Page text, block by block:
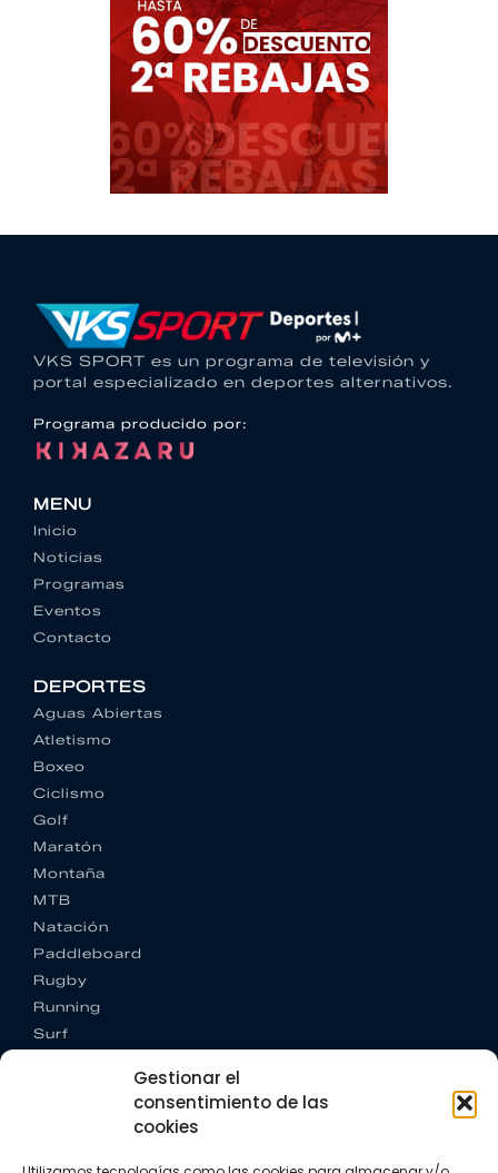
Gestionar el
consentimiento de las
cookies
VKS SPORT es un programa de televisión y
portal especializado en deportes alternativos.
Programa producido por:
MENU
Inicio
Noticias
Programas
Eventos
Contacto
DEPORTES
Aguas Abiertas
Atletismo
Boxeo
Ciclismo
Golf
Maratón
Montaña
MTB
Natación
Paddleboard
Rugby
Running
Surf
CONTACTO